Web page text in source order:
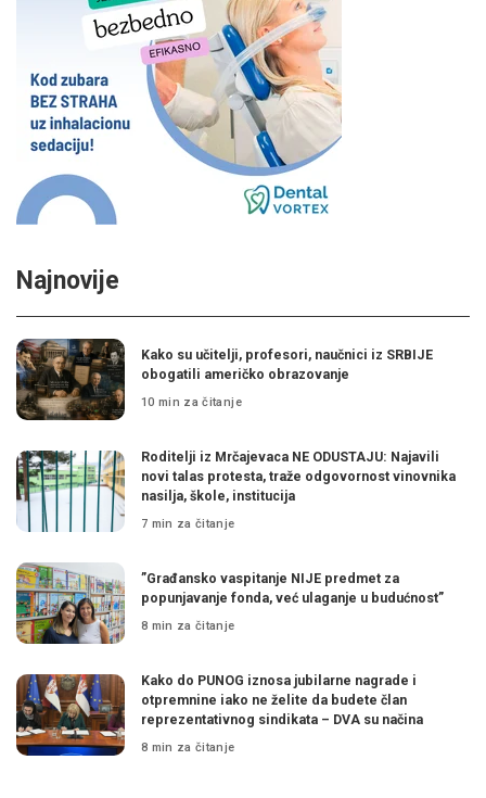
Najnovije
Kako su učitelji, profesori, naučnici iz SRBIJE
obogatili američko obrazovanje
10 min za čitanje
Roditelji iz Mrčajevaca NE ODUSTAJU: Najavili
novi talas protesta, traže odgovornost vinovnika
nasilja, škole, institucija
7 min za čitanje
”Građansko vaspitanje NIJE predmet za
popunjavanje fonda, već ulaganje u budućnost”
8 min za čitanje
Kako do PUNOG iznosa jubilarne nagrade i
otpremnine iako ne želite da budete član
reprezentativnog sindikata – DVA su načina
8 min za čitanje